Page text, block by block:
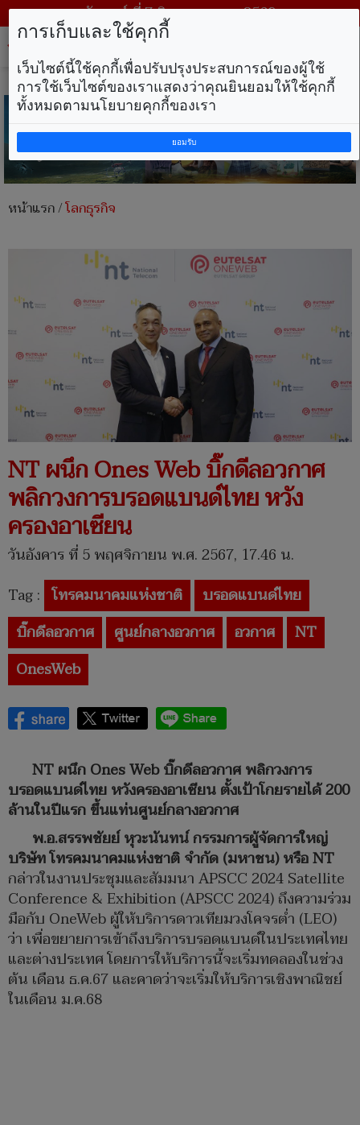
วันศุกร์ ที่ 7 สิงหาคม พ.ศ. 2569
หน้าแรก/โลกธุรกิจ
NT ผนึก Ones Web บิ๊กดีลอวกาศ
พลิกวงการบรอดแบนด์ไทย หวัง
ครองอาเซียน
วันอังคาร ที่ 5 พฤศจิกายน พ.ศ. 2567, 17.46 น.
Tag : โทรคมนาคมแห่งชาติ
บรอดแบนด์ไทย
บิ๊กดีลอวกาศ
ศูนย์กลางอวกาศ อวกาศ
NT
OnesWeb
NT ผนึก Ones Web บิ๊กดีลอวกาศ พลิกวงการ
บรอดแบนด์ไทย หวังครองอาเซียน ตั้งเป้าโกยรายได้ 200
ล้านในปีแรก ขึ้นแท่นศูนย์กลางอวกาศ
พ.อ.สรรพชัยย์ หุวะนันทน์ กรรมการผู้จัดการใหญ่
บริษัท โทรคมนาคมแห่งชาติ จำกัด (มหาชน) หรือ NT
กล่าวในงานประชุมและสัมมนา APSCC 2024 Satellite
Conference & Exhibition (APSCC 2024) ถึงความร่วม
มือกับ OneWeb ผู้ให้บริการดาวเทียมวงโคจรต่ำ (LEO)
ว่า เพื่อขยายการเข้าถึงบริการบรอดแบนด์ในประเทศไทย
และต่างประเทศ โดยการให้บริการนี้จะเริ่มทดลองในช่วง
ต้น เดือน ธ.ค.67 และคาดว่าจะเริ่มให้บริการเชิงพาณิชย์
ในเดือน ม.ค.68
การเก็บและใช้คุกกี้
เว็บไซต์นี้ใช้คุกกี้เพื่อปรับปรุงประสบการณ์ของผู้ใช้
การใช้เว็บไซต์ของเราแสดงว่าคุณยินยอมให้ใช้คุกกี้
ทั้งหมดตามนโยบายคุกกี้ของเรา
ยอมรับ